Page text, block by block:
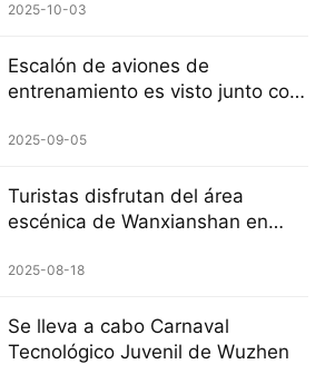
Chongqing
2025-10-03
Escalón de aviones de
entrenamiento es visto junto con
2025-09-05
Turistas disfrutan del área
escénica de Wanxianshan en
2025-08-18
Se lleva a cabo Carnaval
Tecnológico Juvenil de Wuzhen